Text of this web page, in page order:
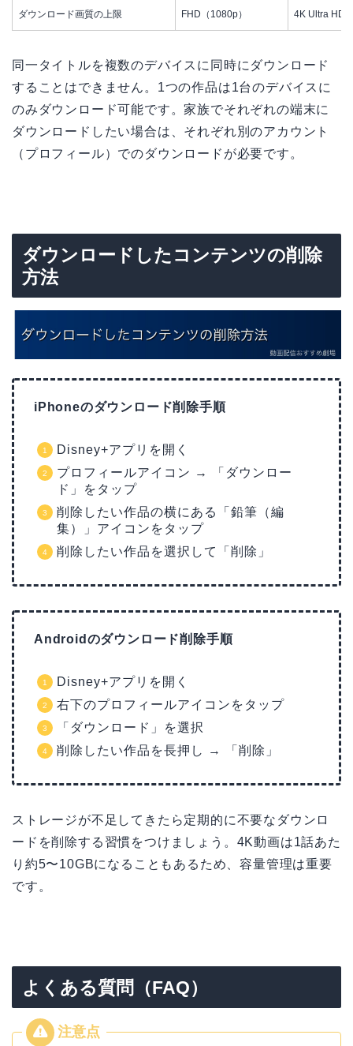
ダウンロード画質の上限 FHD（1080p） 4K Ultra HD
同一タイトルを複数のデバイスに同時にダウンロード
することはできません。1つの作品は1台のデバイスに
のみダウンロード可能です。家族でそれぞれの端末に
ダウンロードしたい場合は、それぞれ別のアカウント
（プロフィール）でのダウンロードが必要です。
ダウンロードしたコンテンツの削除
方法
iPhoneのダウンロード削除手順
Disney+アプリを開く
プロフィールアイコン → 「ダウンロー
ド」をタップ
削除したい作品の横にある「鉛筆（編
集）」アイコンをタップ
削除したい作品を選択して「削除」
Androidのダウンロード削除手順
Disney+アプリを開く
右下のプロフィールアイコンをタップ
「ダウンロード」を選択
削除したい作品を長押し → 「削除」
ストレージが不足してきたら定期的に不要なダウンロ
ードを削除する習慣をつけましょう。4K動画は1話あた
り約5〜10GBになることもあるため、容量管理は重要
です。
よくある質問（FAQ）